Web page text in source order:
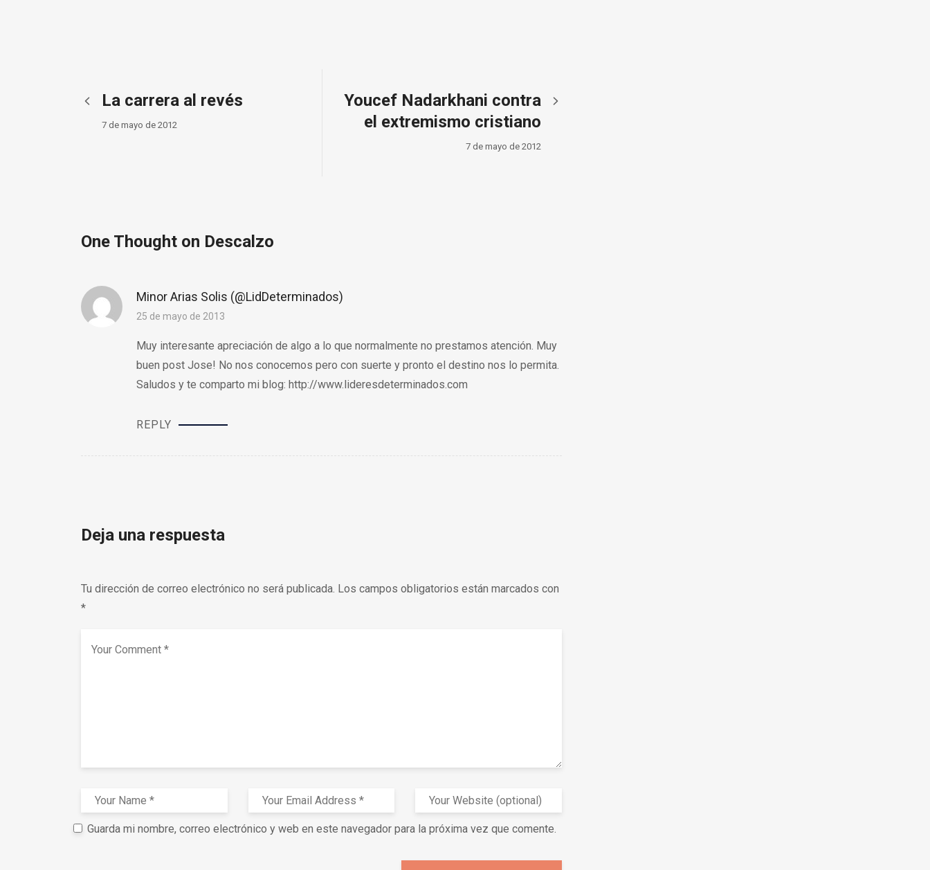
La carrera al revés
7 de mayo de 2012
Youcef Nadarkhani contra
el extremismo cristiano
7 de mayo de 2012
One Thought on Descalzo
Minor Arias Solis (@LidDeterminados)
25 de mayo de 2013
Muy interesante apreciación de algo a lo que normalmente no prestamos atención. Muy
buen post Jose! No nos conocemos pero con suerte y pronto el destino nos lo permita.
Saludos y te comparto mi blog: http://www.lideresdeterminados.com
REPLY
Deja una respuesta
Tu dirección de correo electrónico no será publicada. Los campos obligatorios están marcados con
*
Guarda mi nombre, correo electrónico y web en este navegador para la próxima vez que comente.